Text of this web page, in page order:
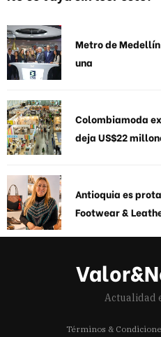
Metro de
una
Colombiamoda
deja US$22
Antioquia es
Footwear &
Actualidad
Términos &